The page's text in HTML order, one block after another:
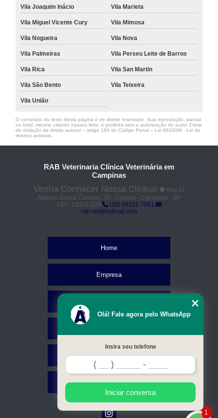
Vila Joaquim Inácio Vila Marieta
Vila Miguel Vicente Cury Vila Mimosa
Vila Nogueira Vila Nova
Vila Palmeiras Vila Perseu Leite de Barros
Vila Rica Vila San Martin
Vila São Bento Vila Teixeira
Vila União
O conteúdo do texto desta página é de direito reservado. Sua reprodução, parcial
ou total, mesmo citando nossos links, é proibida sem a autorização do autor. Crime
de violação de direito autoral – artigo 184 do Código Penal – Lei 9610/98 - Lei de
direitos autorais
RAB Veterinaria Clínica Veterinária em
Campinas
Venha Conhecer Nossa Clínica!
Rua Dr
Antônio Sousa Campos, 70 - Cambuí - Campinas - SP
CEP: 13024-220
(19) 99122-7061
rab.vet@hotmail.com
Home
Empresa
Contato
Mapa do site
1
Olá! Fale agora pelo WhatsApp
Insira seu telefone
Iniciar conversa